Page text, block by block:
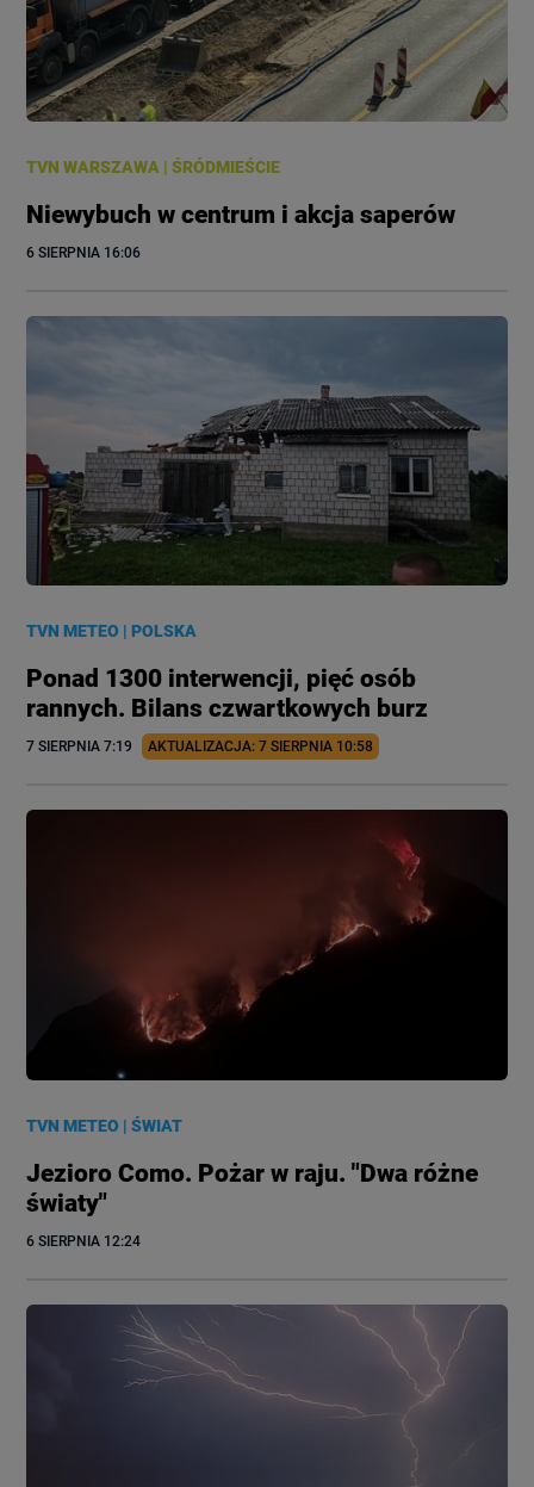
TVN WARSZAWA |ŚRÓDMIEŚCIE
Niewybuch w centrum i akcja saperów
6 SIERPNIA 16:06
TVN METEO |POLSKA
Ponad 1300 interwencji, pięć osób
rannych. Bilans czwartkowych burz
7 SIERPNIA 7:19 AKTUALIZACJA: 7 SIERPNIA 10:58
TVN METEO |ŚWIAT
Jezioro Como. Pożar w raju. "Dwa różne
światy"
6 SIERPNIA 12:24